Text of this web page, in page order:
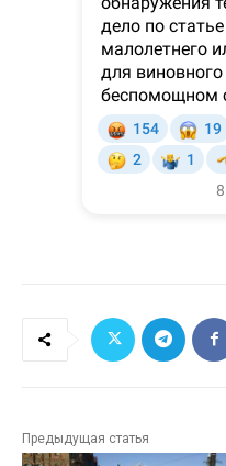
Предыдущая статья